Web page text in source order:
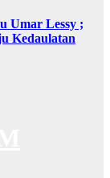
Umar Lessy ;
Kedaulatan